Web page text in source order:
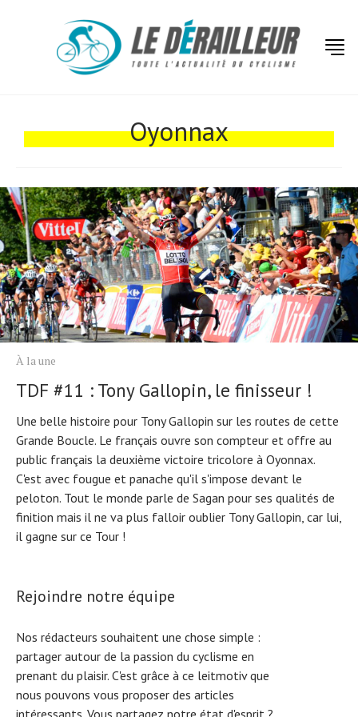
Oyonnax
À la une
TDF #11 : Tony Gallopin, le finisseur !
Une belle histoire pour Tony Gallopin sur les routes de cette
Grande Boucle. Le français ouvre son compteur et offre au
public français la deuxième victoire tricolore à Oyonnax.
C'est avec fougue et panache qu'il s'impose devant le
peloton. Tout le monde parle de Sagan pour ses qualités de
finition mais il ne va plus falloir oublier Tony Gallopin, car lui,
il gagne sur ce Tour !
Rejoindre notre équipe
Nos rédacteurs souhaitent une chose simple :
partager autour de la passion du cyclisme en
prenant du plaisir. C'est grâce à ce leitmotiv que
nous pouvons vous proposer des articles
Tests de produits
Tendances
Tous nos articles
À propos